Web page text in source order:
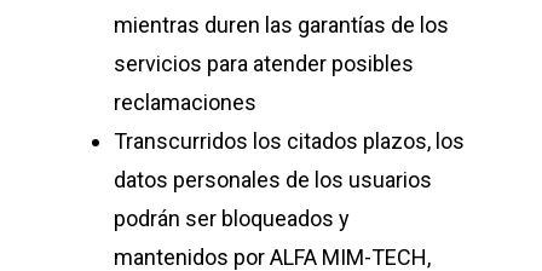
mientras duren las garantías de los
servicios para atender posibles
reclamaciones
Transcurridos los citados plazos, los
datos personales de los usuarios
podrán ser bloqueados y
mantenidos porALFA MIM-TECH,